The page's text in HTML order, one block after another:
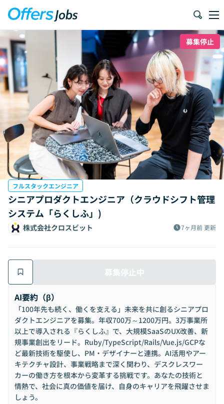
募集停止
フルスタックエンジニア
シニアプロダクトエンジニア（クラウドシフト管理
システム「らくしふ」)
株式会社クロスビット 7ヶ月前 更新
募集停止中
AI要約（β）
「100年先も続く、働くを支える」未来を共に創るシニアプロ
ダクトエンジニアを募集。年収700万～1200万円。3万事業所
以上で導入される『らくしふ』で、大規模SaaSのUX改善、新
規事業創出をリード。Ruby/TypeScript/Rails/Vue.js/GCPな
ど最新技術を駆使し、PM・デザイナーと連携。AI活用やアー
キテクチャ設計、事業戦略まで深く関わり、デスクレスワー
カーの働き方を根本から変革する挑戦です。あなたの技術と
情熱で、社会に真の価値を届け、自身のキャリアを飛躍させま
しょう。